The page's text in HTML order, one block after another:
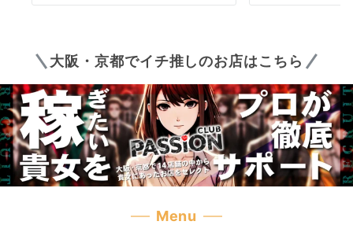
大阪・京都でイチ推しのお店はこちら
Menu